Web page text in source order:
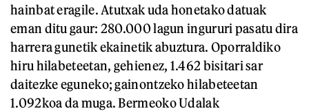
hainbat eragile. Atutxak uda honetako datuak
eman ditu gaur: 280.000 lagun ingururi pasatu dira
harrera gunetik ekainetik abuztura. Oporraldiko
hiru hilabeteetan, gehienez, 1.462 bisitari sar
daitezke eguneko; gainontzeko hilabeteetan
1.092koa da muga. Bermeoko Udalak